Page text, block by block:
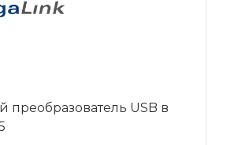
преобразователь USB в